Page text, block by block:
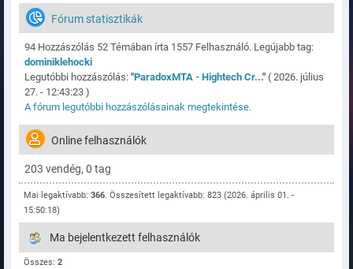
Fórum statisztikák
94 Hozzászólás 52 Témában írta 1557 Felhasználó. Legújabb tag:
dominiklehocki
Legutóbbi hozzászólás: "ParadoxMTA - Hightech Cr..."( 2026. július
27. - 12:43:23 )
A fórum legutóbbi hozzászólásainak megtekintése.
Online felhasználók
203 vendég, 0 tag
Mai legaktívabb: 366. Összesített legaktívabb: 823 (2026. április 01. -
15:50:18)
Ma bejelentkezett felhasználók
Összes: 2